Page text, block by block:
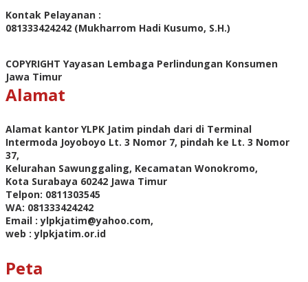
Kontak Pelayanan :
081333424242 (Mukharrom Hadi Kusumo, S.H.)
COPYRIGHT Yayasan Lembaga Perlindungan Konsumen
Jawa Timur
Alamat
Alamat kantor YLPK Jatim pindah dari di Terminal
Intermoda Joyoboyo Lt. 3 Nomor 7, pindah ke Lt. 3 Nomor
37,
Kelurahan Sawunggaling, Kecamatan Wonokromo,
Kota Surabaya 60242 Jawa Timur
Telpon: 0811303545
WA: 081333424242
Email : ylpkjatim@yahoo.com,
web : ylpkjatim.or.id
Peta